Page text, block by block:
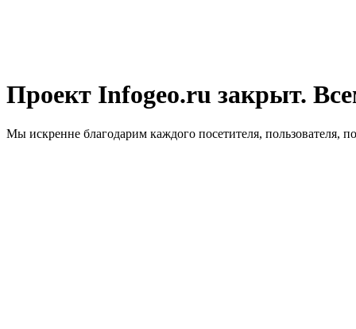
Проект Infogeo.ru закрыт.
Мы искренне благодарим каждого посетителя, пользователя,